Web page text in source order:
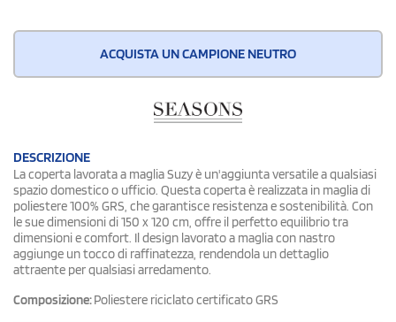
ACQUISTA UN CAMPIONE NEUTRO
DESCRIZIONE
La coperta lavorata a maglia Suzy è un'aggiunta versatile a qualsiasi
spazio domestico o ufficio. Questa coperta è realizzata in maglia di
poliestere 100% GRS, che garantisce resistenza e sostenibilità. Con
le sue dimensioni di 150 x 120 cm, offre il perfetto equilibrio tra
dimensioni e comfort. Il design lavorato a maglia con nastro
aggiunge un tocco di raffinatezza, rendendola un dettaglio
attraente per qualsiasi arredamento.
Composizione:Poliestere riciclato certificato GRS